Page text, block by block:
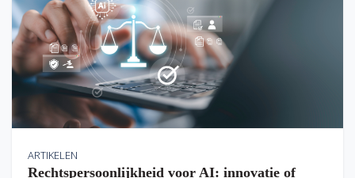
ARTIKELEN
Rechtspersoonlijkheid voor AI: innovatie of